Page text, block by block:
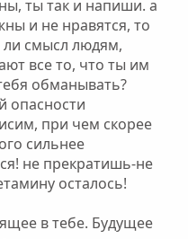
ты так и напиши. а
и не нравятся, то
ли смысл людям,
все то, что ты им
обманывать?
опасности
при чем скорее
сильнее
не прекратишь-не
осталось!
в тебе. Будущее